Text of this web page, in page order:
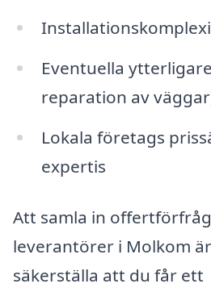
Eventuella
reparation av
Lokala företags
expertis
Att samla in
leverantörer i Molkom
säkerställa att du får ett